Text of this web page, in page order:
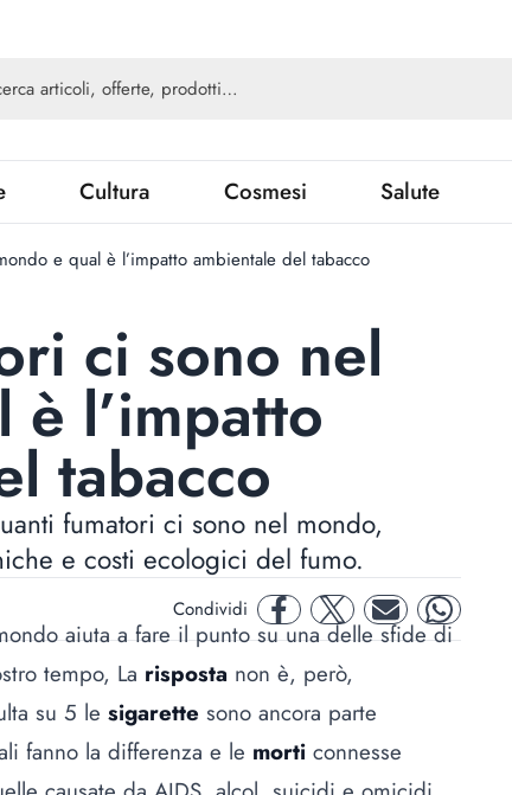
Cultura Cosmesi Salute
e qual è l’impatto ambientale del tabacco
ci sono nel
l’impatto
tabacco
fumatori ci sono nel mondo,
e costi ecologici del fumo.
Condividi facebooktwitter mail whatsapp
aiuta a fare il punto su una delle sfide di
tempo, La risposta non è, però,
su 5 le sigarette sono ancora parte
fanno la differenza e le morti connesse